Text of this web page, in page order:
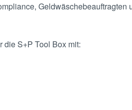
Geldwäschebeauftragten
die S+P Tool Box mit: